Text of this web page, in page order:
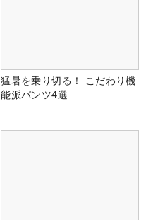
猛暑を乗り切る！ こだわり機
能派パンツ4選